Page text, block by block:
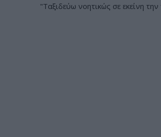
"Ταξιδεύω νοητικώς σε εκείνη